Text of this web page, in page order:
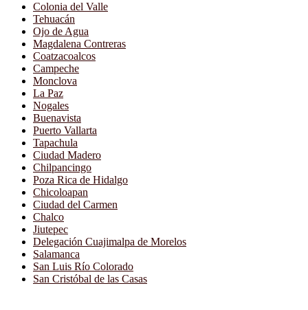
Colonia del Valle
Tehuacán
Ojo de Agua
Magdalena Contreras
Coatzacoalcos
Campeche
Monclova
La Paz
Nogales
Buenavista
Puerto Vallarta
Tapachula
Ciudad Madero
Chilpancingo
Poza Rica de Hidalgo
Chicoloapan
Ciudad del Carmen
Chalco
Jiutepec
Delegación Cuajimalpa de Morelos
Salamanca
San Luis Río Colorado
San Cristóbal de las Casas